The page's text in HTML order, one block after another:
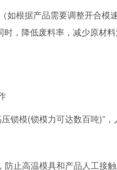
如根据产品需要调整开合
，降低废料率，减少原材
锁模(锁模力可达数百吨)”
防止高温模具和产品人工